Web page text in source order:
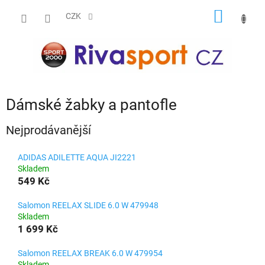
CZK
Dámské žabky a pantofle
Nejprodávanější
ADIDAS ADILETTE AQUA JI2221
Skladem
549 Kč
Salomon REELAX SLIDE 6.0 W 479948
Skladem
1 699 Kč
Salomon REELAX BREAK 6.0 W 479954